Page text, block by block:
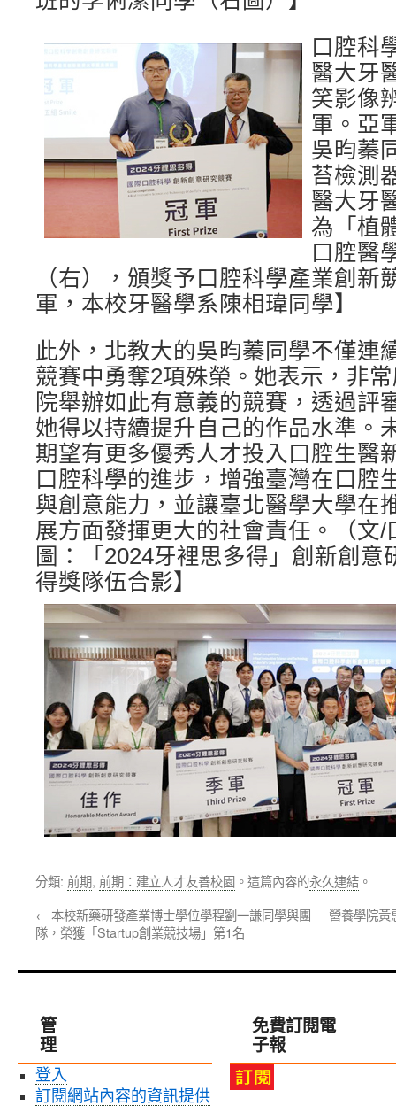
口腔科
醫大牙
笑影像
軍。亞
吳昀蓁
苔檢測
醫大牙
為「植
口腔醫
（右），頒獎予口腔科學產業創新
軍，本校牙醫學系陳相瑋同學】
此外，北教大的吳昀蓁同學不僅連
競賽中勇奪2項殊榮。她表示，非
院舉辦如此有意義的競賽，透過評
她得以持續提升自己的作品水準。
期望有更多優秀人才投入口腔生醫
口腔科學的進步，增強臺灣在口腔
與創意能力，並讓臺北醫學大學在
展方面發揮更大的社會責任。（文/
圖：「2024牙裡思多得」創新創意
得獎隊伍合影】
分類: 前期, 前期：建立人才友善校園 。這篇內容的永久連結 。
← 本校新藥研發產業博士學位學程劉一謙同學與團
隊，榮獲「Startup創業競技場」第1名
營養學院黃
管
理
登入
訂閱網站內容的資訊提供
免費訂閱電
子報